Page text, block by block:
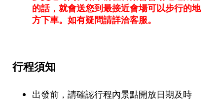
的話，就會送您到最接近會場可以步行的地
方下車。如有疑問請詳洽客服。
行程須知
出發前，請確認行程內景點開放日期及時